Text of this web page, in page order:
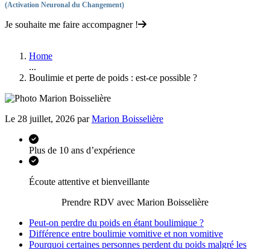
(Activation Neuronal du Changement)
Je souhaite me faire accompagner !
Home
...
Boulimie et perte de poids : est-ce possible ?
Le 28 juillet, 2026 parMarion Boisselière
Plus de 10 ans d’expérience
Écoute attentive et bienveillante
Prendre RDV avec Marion Boisselière
Peut-on perdre du poids en étant boulimique ?
Différence entre boulimie vomitive et non vomitive
Pourquoi certaines personnes perdent du poids malgré les